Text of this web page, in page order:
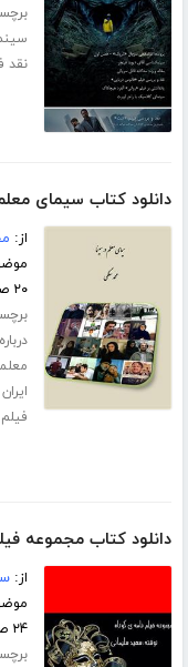
نقد
دانلود کتاب سیمای
از:
۲۰ صفحه
دانلود کتاب مجموعه
از:
۲۴ صفحه